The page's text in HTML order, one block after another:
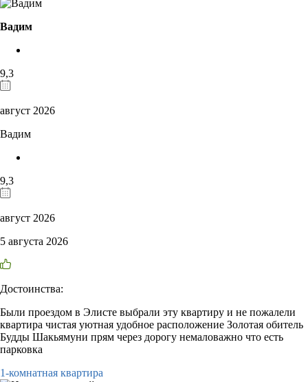
Вадим
9,3
август 2026
Вадим
9,3
август 2026
5 августа 2026
Достоинства:
Были проездом в Элисте выбрали эту квартиру и не пожалели
квартира чистая уютная удобное расположение Золотая обитель
Будды Шакьямуни прям через дорогу немаловажно что есть
парковка
1-комнатная квартира